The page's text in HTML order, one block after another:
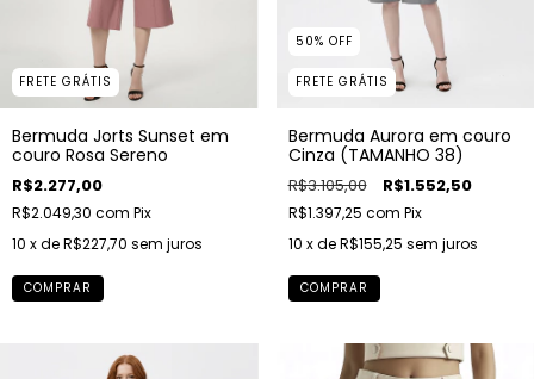
FRETE GRÁTIS
Bermuda Jorts Sunset em
couro Rosa Sereno
R$2.277,00
R$2.049,30 com Pix
10 x deR$227,70 sem juros
COMPRAR
50% OFF
FRETE GRÁTIS
Bermuda Aurora em couro
Cinza (TAMANHO 38)
R$3.105,00 R$1.552,50
R$1.397,25 com Pix
10 x deR$155,25 sem juros
COMPRAR